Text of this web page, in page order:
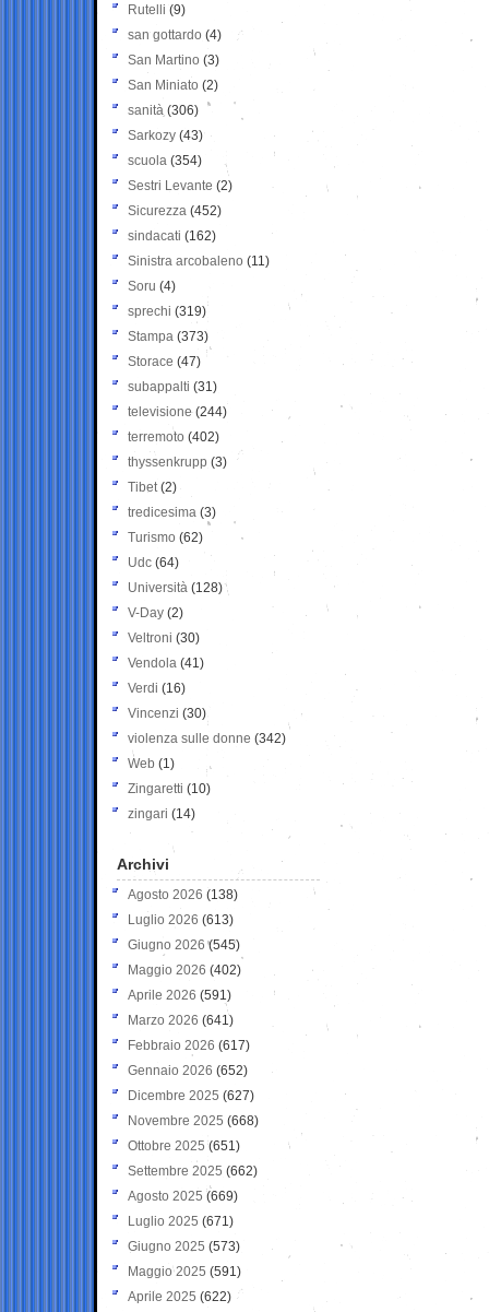
Rutelli (9)
san gottardo (4)
San Martino (3)
San Miniato (2)
sanità (306)
Sarkozy (43)
scuola (354)
Sestri Levante (2)
Sicurezza (452)
sindacati (162)
Sinistra arcobaleno (11)
Soru (4)
sprechi (319)
Stampa (373)
Storace (47)
subappalti (31)
televisione(244)
terremoto (402)
thyssenkrupp (3)
Tibet(2)
tredicesima (3)
Turismo (62)
Udc (64)
Università (128)
V-Day (2)
Veltroni (30)
Vendola (41)
Verdi (16)
Vincenzi (30)
violenza sulle donne (342)
Web (1)
Zingaretti (10)
zingari (14)
Archivi
Agosto 2026 (138)
Luglio 2026 (613)
Giugno 2026 (545)
Maggio 2026 (402)
Aprile 2026 (591)
Marzo 2026 (641)
Febbraio 2026 (617)
Gennaio 2026 (652)
Dicembre 2025 (627)
Novembre 2025 (668)
Ottobre 2025 (651)
Settembre 2025 (662)
Agosto 2025 (669)
Luglio 2025 (671)
Giugno 2025 (573)
Maggio 2025 (591)
Aprile 2025 (622)